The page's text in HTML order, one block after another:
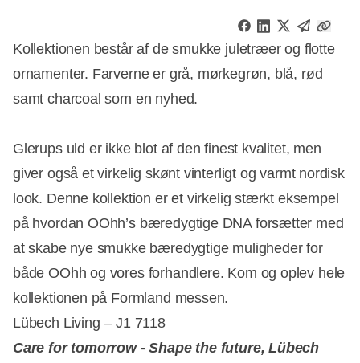
Kollektionen består af de smukke juletræer og flotte
ornamenter. Farverne er grå, mørkegrøn, blå, rød
samt charcoal som en nyhed.
Glerups uld er ikke blot af den finest kvalitet, men
giver også et virkelig skønt vinterligt og varmt nordisk
look. Denne kollektion er et virkelig stærkt eksempel
på hvordan OOhh’s bæredygtige DNA forsætter med
at skabe nye smukke bæredygtige muligheder for
både OOhh og vores forhandlere. Kom og oplev hele
kollektionen på Formland messen.
Lübech Living – J1 7118
Care for tomorrow - Shape the future, Lübech